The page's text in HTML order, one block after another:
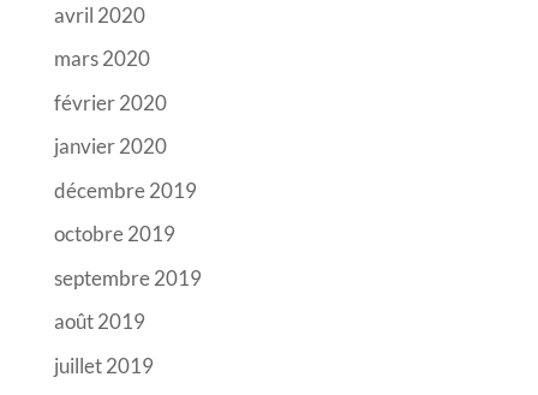
avril 2020
mars 2020
février 2020
janvier 2020
décembre 2019
octobre 2019
septembre 2019
août 2019
juillet 2019